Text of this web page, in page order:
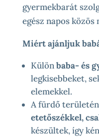
gyermekbarát
egész napos
Miért ajánljuk
Különbaba- és
legkisebbeket,
elemekkel.
A fürdő területén
etetőszékkel,
készültek, így